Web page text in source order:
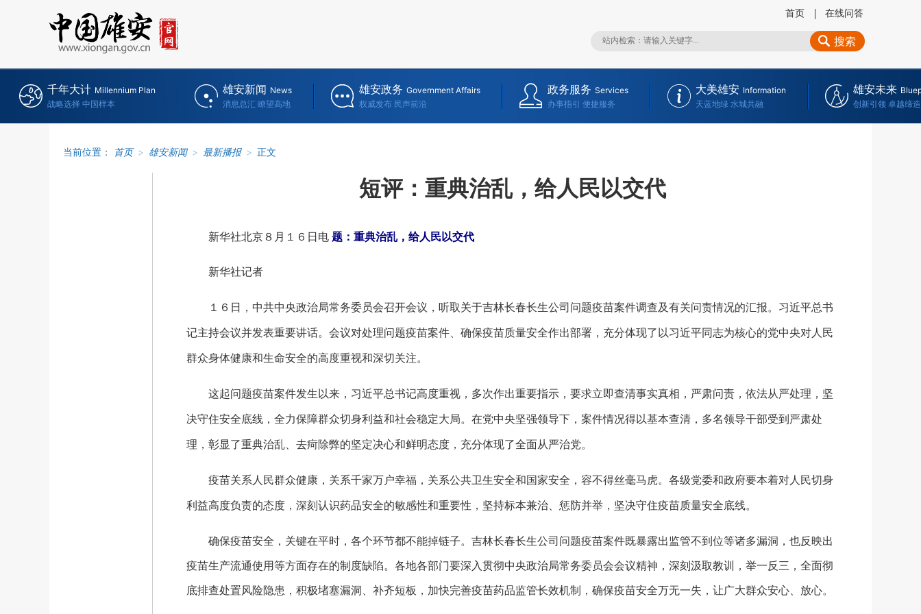
首页 在线问答
搜索
千年大计 Millennium Plan
战略选择 中国样本
雄安新闻 News
消息总汇 瞭望高地
雄安政务 Government Affairs
权威发布 民声前沿
政务服务 Services
办事指引 便捷服务
大美雄安 Information
天蓝地绿 水城共融
雄安未来
创新引领 卓越缔造
当前位置： 首页 > 雄安新闻 > 最新播报 > 正文
短评：重典治乱，给人民以交代
新华社北京８月１６日电 题：重典治乱，给人民以交代
新华社记者
１６日，中共中央政治局常务委员会召开会议，听取关于吉林长春长生公司问题疫苗案件调查及有关问责情况的汇报。习近平总书
记主持会议并发表重要讲话。会议对处理问题疫苗案件、确保疫苗质量安全作出部署，充分体现了以习近平同志为核心的党中央对人民
群众身体健康和生命安全的高度重视和深切关注。
这起问题疫苗案件发生以来，习近平总书记高度重视，多次作出重要指示，要求立即查清事实真相，严肃问责，依法从严处理，坚
决守住安全底线，全力保障群众切身利益和社会稳定大局。在党中央坚强领导下，案件情况得以基本查清，多名领导干部受到严肃处
理，彰显了重典治乱、去疴除弊的坚定决心和鲜明态度，充分体现了全面从严治党。
疫苗关系人民群众健康，关系千家万户幸福，关系公共卫生安全和国家安全，容不得丝毫马虎。各级党委和政府要本着对人民切身
利益高度负责的态度，深刻认识药品安全的敏感性和重要性，坚持标本兼治、惩防并举，坚决守住疫苗质量安全底线。
确保疫苗安全，关键在平时，各个环节都不能掉链子。吉林长春长生公司问题疫苗案件既暴露出监管不到位等诸多漏洞，也反映出
疫苗生产流通使用等方面存在的制度缺陷。各地各部门要深入贯彻中央政治局常务委员会会议精神，深刻汲取教训，举一反三，全面彻
底排查处置风险隐患，积极堵塞漏洞、补齐短板，加快完善疫苗药品监管长效机制，确保疫苗安全万无一失，让广大群众安心、放心。